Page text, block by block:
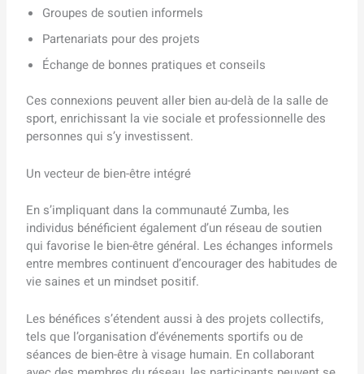
Groupes de soutien informels
Partenariats pour des projets
Échange de bonnes pratiques et conseils
Ces connexions peuvent aller bien au-delà de la salle de
sport, enrichissant la vie sociale et professionnelle des
personnes qui s’y investissent.
Un vecteur de bien-être intégré
En s’impliquant dans la communauté Zumba, les
individus bénéficient également d’un réseau de soutien
qui favorise le bien-être général. Les échanges informels
entre membres continuent d’encourager des habitudes de
vie saines et un mindset positif.
Les bénéfices s’étendent aussi à des projets collectifs,
tels que l’organisation d’événements sportifs ou de
séances de bien-être à visage humain. En collaborant